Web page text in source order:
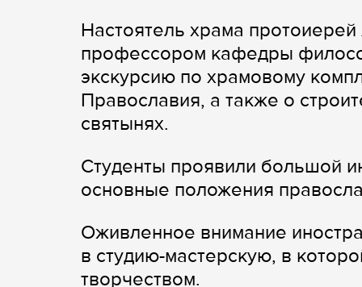
Настоятель храма
профессором кафедры
экскурсию по храмовому
Православия, а также о
святынях.
Студенты проявили большой
основные положения
Оживленное внимание
в студию-мастерскую, в
творчеством.